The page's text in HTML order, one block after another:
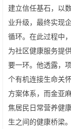
建立信任基石，以
业升级，最终实现
循环。在此过程中
为社区健康服务提
要一环。他透露，
个有机连接生命关
方案体系，而金亚
焦居民日常营养健
生之间的健康桥梁。